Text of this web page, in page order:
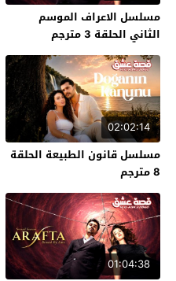
مسلسل الاعراف الموسم
الثاني الحلقة 3 مترجم
02:02:14
مسلسل قانون الطبيعة الحلقة
8 مترجم
01:04:38